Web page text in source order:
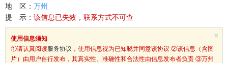
地 区： 万州
提 示： 该信息已失效，联系方式不可查
×
使用信息须知
①请认真阅读服务协议 ，使用信息视为已知晓并同意该协议 ②该信息（含图
片）由用户自行发布，其真实性、准确性和合法性由信息发布者负责 ③万州